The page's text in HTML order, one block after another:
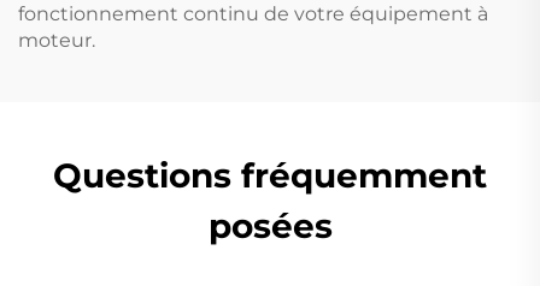
fonctionnement continu de votre équipement à
moteur.
Questions fréquemment
posées